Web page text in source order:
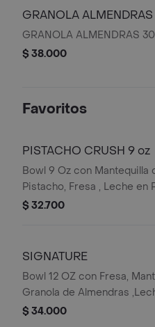
GRANOLA
GRANOLA ALMENDRAS
$ 38.000
Favoritos
PISTACHO CRUSH 9 oz
Bowl 9 Oz con Mantequilla
Pistacho, Fresa , Leche en
Granola de Chocolate
$ 32.700
SIGNATURE
Bowl 12 OZ con Fresa,
Granola de Almendras
Polvo y Chia Pudding
$ 34.000